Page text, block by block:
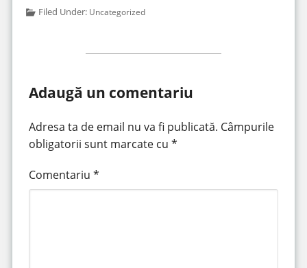
Filed Under: Uncategorized
Adaugă un comentariu
Adresa ta de email nu va fi publicată. Câmpurile
obligatorii sunt marcate cu *
Comentariu *